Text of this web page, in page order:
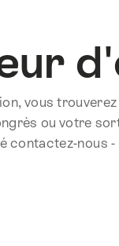
vous
ou votre
contactez-nous